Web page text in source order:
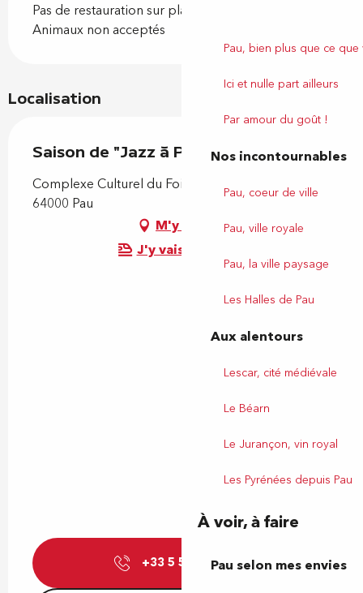
Pau, bien plus que ce
Ici et nulle part ailleurs
Par amour du goût !
Nos incontournables
Pau, coeur de ville
Pau, ville royale
Pau, la ville paysage
Les Halles de Pau
Aux alentours
Lescar, cité médiévale
Le Béarn
Le Jurançon, vin royal
Les Pyrénées depuis Pau
À voir, à faire
Pau selon mes envies
Pas de restauration sur place
Animaux non acceptés
Localisation
Saison de "Jazz à Pau" 2026/2027
Complexe Culturel du Foirail, Place du Foirail,
64000 Pau
M'y rendre
J'y vais en train !
+33 5 59 27 27 ▒▒